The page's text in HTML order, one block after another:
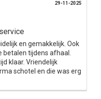
en gemakkelijk. Ook
tijdens afhaal.
klaar. Vriendelijk
schotel en die was erg
29-11-2025